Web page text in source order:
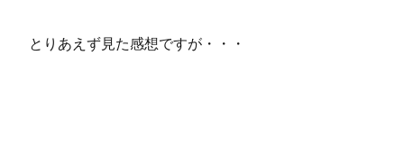
とりあえず見た感想ですが・・・